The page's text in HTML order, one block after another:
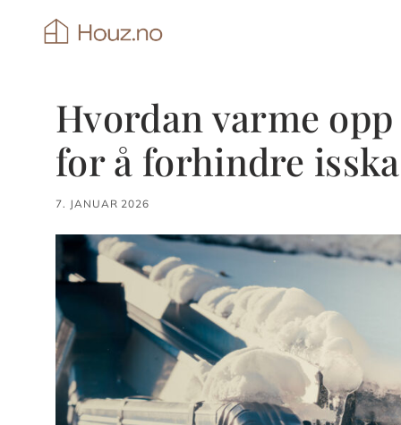
Hvordan varme
for å forhindre
7. JANUAR 2026